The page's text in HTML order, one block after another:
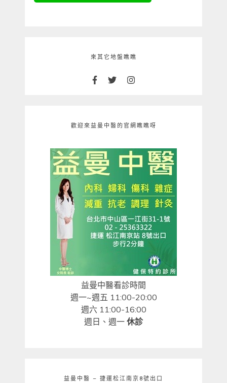
來其它地盤瞧瞧
歡迎來益曼中醫的官網瞧瞧呀
益曼中醫看診時間
週一~週五 11:00-20:00
週六 11:00-16:00
週日、週一 休診
益曼中醫 – 捷運松江南京8號出口